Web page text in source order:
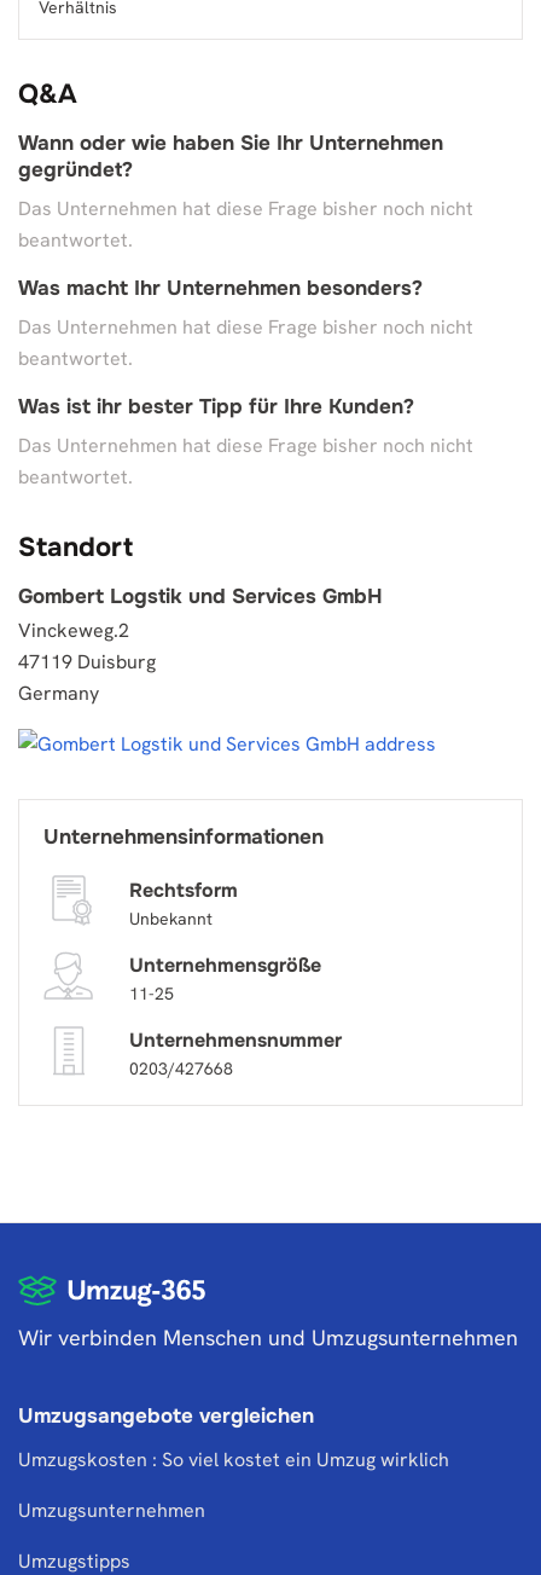
Verhältnis
Q&A
Wann oder wie haben Sie Ihr Unternehmen
gegründet?
Das Unternehmen hat diese Frage bisher noch nicht
beantwortet.
Was macht Ihr Unternehmen besonders?
Das Unternehmen hat diese Frage bisher noch nicht
beantwortet.
Was ist ihr bester Tipp für Ihre Kunden?
Das Unternehmen hat diese Frage bisher noch nicht
beantwortet.
Standort
Gombert Logstik und Services GmbH
Vinckeweg.2
47119 Duisburg
Germany
Unternehmensinformationen
Rechtsform
Unbekannt
Unternehmensgröße
11-25
Unternehmensnummer
0203/427668
Wir verbinden Menschen und Umzugsunternehmen
Umzugsangebote vergleichen
Umzugskosten : So viel kostet ein Umzug wirklich
Umzugsunternehmen
Umzugstipps